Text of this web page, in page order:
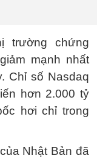
trường chứng
mạnh nhất
Chỉ số Nasdaq
hơn 2.000 tỷ
hơi chỉ trong
Nhật Bản đã